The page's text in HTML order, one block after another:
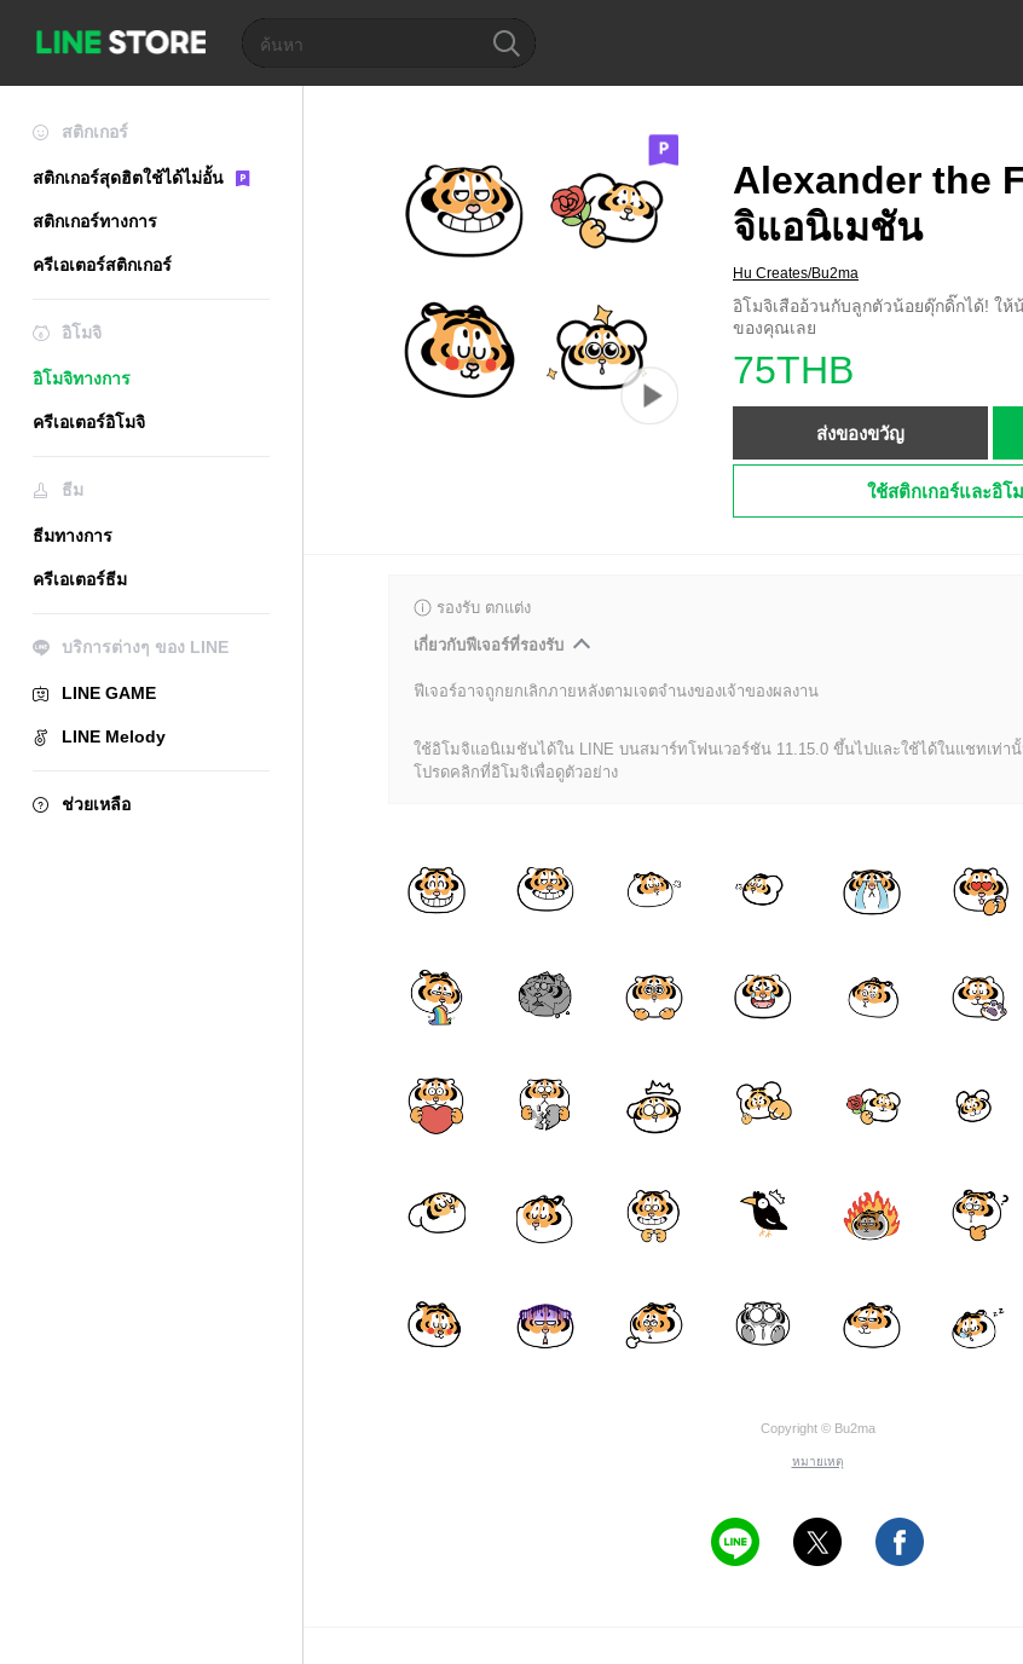
สติกเกอร์
สติกเกอร์สุดฮิตใช้ได้ไม่อั้น
สติกเกอร์ทางการ
ครีเอเตอร์สติกเกอร์
อิโมจิ
อิโมจิทางการ
ครีเอเตอร์อิโมจิ
ธีม
ธีมทางการ
ครีเอเตอร์ธีม
บริการต่างๆ ของ LINE
LINE GAME
LINE Melody
ช่วยเหลือ
Alexander the
จิแอนิเมชัน
Hu Creates/Bu2ma
อิโมจิเสืออ้วนกับลูกตัวน้อยดุ๊กดิ๊กได้! ให้
ของคุณเลย
75THB
ส่งของขวัญ
ใช้สติกเกอร์และอิโ
รองรับ ตกแต่ง
เกี่ยวกับฟีเจอร์ที่รองรับ
ฟีเจอร์อาจถูกยกเลิกภายหลังตามเจตจำนงของเจ้าของผลงาน
ใช้อิโมจิแอนิเมชันได้ใน LINE บนสมาร์ทโฟนเวอร์ชัน 11.15.0 ขึ้นไปและใช้ได้ในแชทเท่า
โปรดคลิกที่อิโมจิเพื่อดูตัวอย่าง
Copyright © Bu2ma
หมายเหตุ